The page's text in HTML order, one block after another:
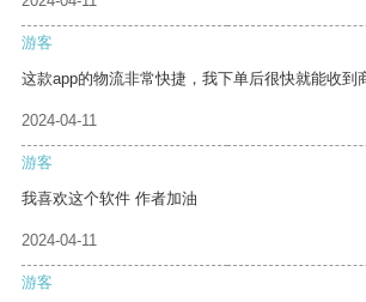
游客
这款app的物流非常快捷，我下单后很快就能收到
2024-04-11
游客
我喜欢这个软件 作者加油
2024-04-11
游客